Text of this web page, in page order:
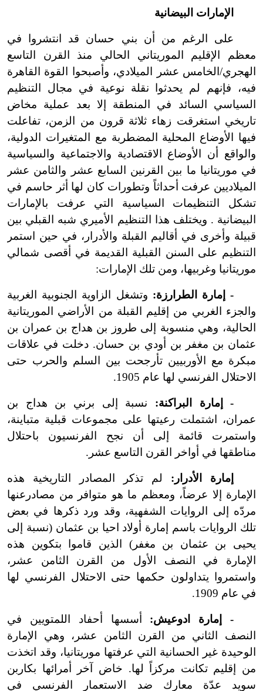
الإمارات البيضانية
على الرغم من أن بني حسان قد انتشروا في
معظم الإقليم الموريتاني الحالي منذ القرن التاسع
الهجري/الخامس عشر الميلادي، وأصبحوا القوة القاهرة
فيه، فإنهم لم يحدثوا نقلة نوعية في مجال التنظيم
السياسي السائد في المنطقة إلا بعد عملية مخاض
تاريخي استغرقت زهاء ثلاثة قرون من الزمن، تفاعلت
فيها الأوضاع المحلية المضطربة مع المتغيرات الدولية،
والواقع أن الأوضاع الاقتصادية والاجتماعية والسياسية
في موريتانيا ما بين القرنين السابع عشر والثامن عشر
الميلاديين عرفت أحداثاً وتطورات كان لها أثر حاسم في
تشكل التنظيمات السياسية التي عرفت بالإمارات
البيضانية . ويختلف هذا التنظيم الأميري شبه القبلي بين
قبيلة وأخرى في أقاليم القبلة والأدرار، في حين استمر
التنظيم على السنن القبلية القديمة في أقصى شمالي
موريتانيا وغربيها، ومن تلك الإمارات:
- إمارة الطرارزة: وتشغل الزاوية الجنوبية الغربية
والجزء الغربي من إقليم القبلة من الأراضي الموريتانية
الحالية، وهي منسوبة إلى طروز بن هداج بن عمران بن
عثمان بن مغفر بن أودي بن حسان. دخلت في علاقات
مبكرة مع الأوربيين تأرجحت بين السلم والحرب حتى
الاحتلال الفرنسي لها عام 1905.
- إمارة البراكنة: نسبة إلى برني بن هداج بن
عمران، اشتملت رعيتها على مجموعات قبلية متباينة،
واستمرت قائمة إلى أن نجح الفرنسيون باحتلال
مناطقها في أواخر القرن التاسع عشر.
إمارة الأدرار:
لم تذكر المصادر التاريخية هذه
الإمارة إلا عرضاً، ومعظم ما هو متوافر من مصادرعنها
مردّه إلى الروايات الشفهية، وقد ورد ذكرها في بعض
تلك الروايات باسم إمارة أولاد احيا بن عثمان (نسبة إلى
يحيى بن عثمان بن مغفر) الذين قاموا بتكوين هذه
الإمارة في النصف الأول من القرن الثامن عشر،
واستمروا يتداولون حكمها حتى الاحتلال الفرنسي لها
في عام 1909.
- إمارة ادوعيش: أسسها أحفاد اللمتويين في
النصف الثاني من القرن الثامن عشر، وهي الإمارة
الوحيدة غير الحسانية التي عرفتها موريتانيا، وقد اتخذت
من إقليم تكانت مركزاً لها. خاض آخر أمرائها بكاربن
سويد عدّة معارك ضد الاستعمار الفرنسي في